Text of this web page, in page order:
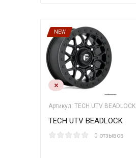
NEW
Артикул: TECH UTV BEADLOCK
TECH UTV BEADLOCK
0 отзывов